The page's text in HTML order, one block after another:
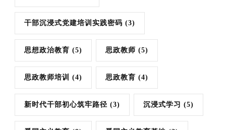
干部沉浸式党建培训实践密码 (3)
思想政治教育 (5) 思政教师 (5)
思政教师培训 (4) 思政教育 (4)
新时代干部初心筑牢路径 (3) 沉浸式学习 (5)